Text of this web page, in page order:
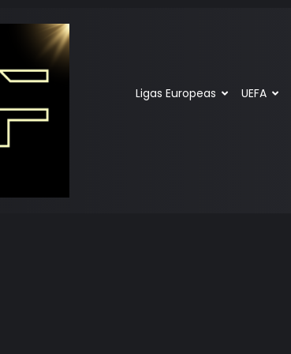
Ligas Europeas UEFA